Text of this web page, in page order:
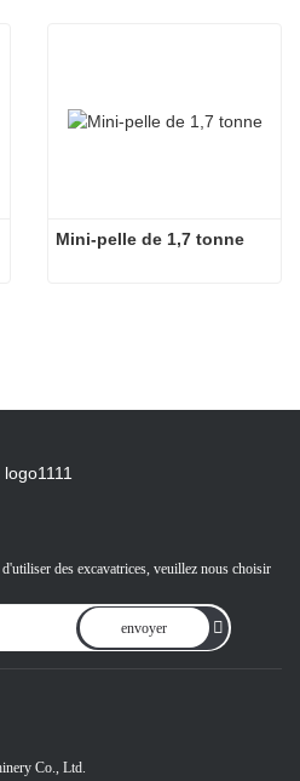
Mini-pelle de 1,7 tonne
des excavatrices, veuillez nous choisir
envoyer
Co., Ltd.